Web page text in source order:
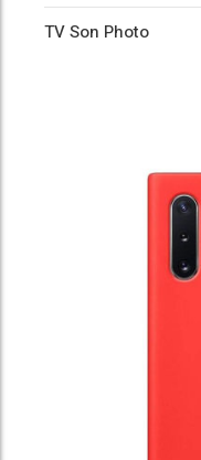
TV Son Photo